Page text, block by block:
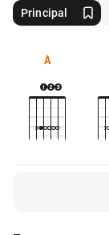
Principal
A